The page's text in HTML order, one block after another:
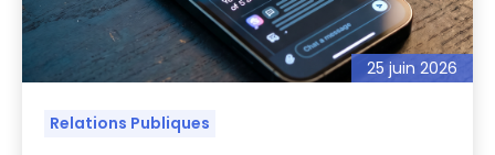
25 juin 2026
Relations Publiques